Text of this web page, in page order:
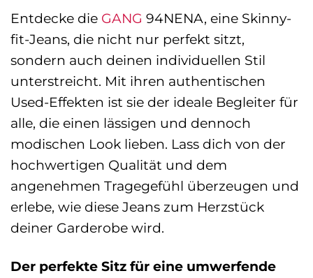
Entdecke die GANG 94NENA, eine Skinny-
fit-Jeans, die nicht nur perfekt sitzt,
sondern auch deinen individuellen Stil
unterstreicht. Mit ihren authentischen
Used-Effekten ist sie der ideale Begleiter für
alle, die einen lässigen und dennoch
modischen Look lieben. Lass dich von der
hochwertigen Qualität und dem
angenehmen Tragegefühl überzeugen und
erlebe, wie diese Jeans zum Herzstück
deiner Garderobe wird.
Der perfekte Sitz für eine umwerfende